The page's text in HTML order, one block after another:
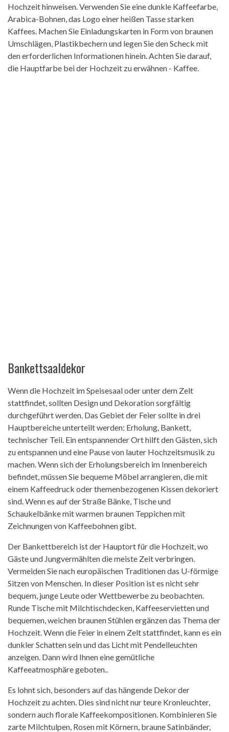
Hochzeit hinweisen. Verwenden Sie eine dunkle Kaffeefarbe,
Arabica-Bohnen, das Logo einer heißen Tasse starken
Kaffees. Machen Sie Einladungskarten in Form von braunen
Umschlägen, Plastikbechern und legen Sie den Scheck mit
den erforderlichen Informationen hinein. Achten Sie darauf,
die Hauptfarbe bei der Hochzeit zu erwähnen - Kaffee.
Bankettsaaldekor
Wenn die Hochzeit im Speisesaal oder unter dem Zelt
stattfindet, sollten Design und Dekoration sorgfältig
durchgeführt werden. Das Gebiet der Feier sollte in drei
Hauptbereiche unterteilt werden: Erholung, Bankett,
technischer Teil. Ein entspannender Ort hilft den Gästen, sich
zu entspannen und eine Pause von lauter Hochzeitsmusik zu
machen. Wenn sich der Erholungsbereich im Innenbereich
befindet, müssen Sie bequeme Möbel arrangieren, die mit
einem Kaffeedruck oder themenbezogenen Kissen dekoriert
sind. Wenn es auf der Straße Bänke, Tische und
Schaukelbänke mit warmen braunen Teppichen mit
Zeichnungen von Kaffeebohnen gibt.
Der Bankettbereich ist der Hauptort für die Hochzeit, wo
Gäste und Jungvermählten die meiste Zeit verbringen.
Vermeiden Sie nach europäischen Traditionen das U-förmige
Sitzen von Menschen. In dieser Position ist es nicht sehr
bequem, junge Leute oder Wettbewerbe zu beobachten.
Runde Tische mit Milchtischdecken, Kaffeeservietten und
bequemen, weichen braunen Stühlen ergänzen das Thema der
Hochzeit. Wenn die Feier in einem Zelt stattfindet, kann es ein
dunkler Schatten sein und das Licht mit Pendelleuchten
anzeigen. Dann wird Ihnen eine gemütliche
Kaffeeatmosphäre geboten..
Es lohnt sich, besonders auf das hängende Dekor der
Hochzeit zu achten. Dies sind nicht nur teure Kronleuchter,
sondern auch florale Kaffeekompositionen. Kombinieren Sie
zarte Milchtulpen, Rosen mit Körnern, braune Satinbänder,